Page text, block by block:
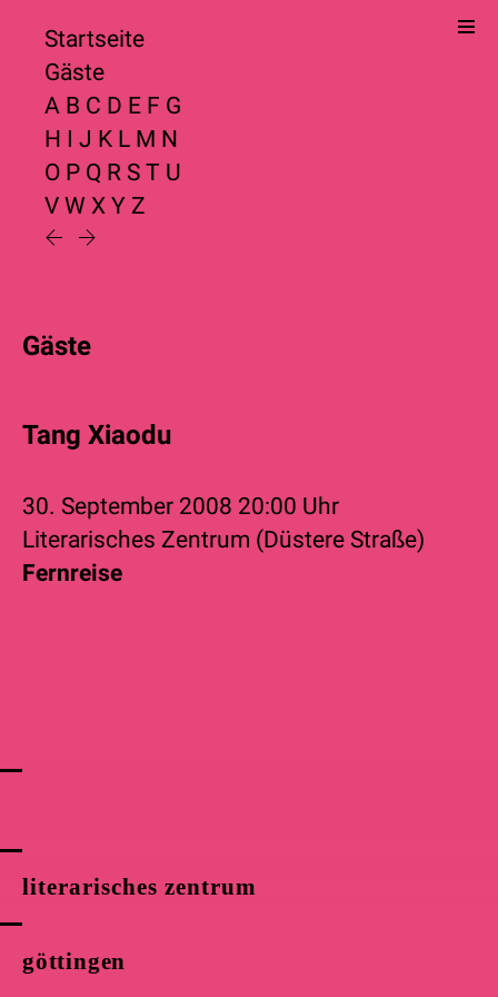
literarisches zentrum
göttingen
Startseite
Gäste
A B C D E F G
H I J K L M N
O P Q R S T U
V W X Y Z
Gäste
Tang Xiaodu
30. September 2008 20:00 Uhr
Literarisches Zentrum (Düstere Straße)
Fernreise